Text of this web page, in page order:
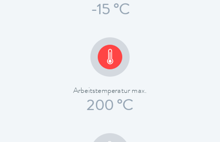
-15 °C
Arbeitstemperatur max.
200 °C